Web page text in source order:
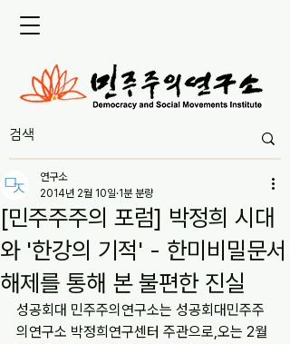
[민주주주의 포럼] 박정희 시대
와 '한강의 기적' - 한미비밀문서
해제를 통해 본 불편한 진실
연구소
2014년 2월 10일 1분 분량
성공회대 민주주의연구소는 성공회대민주주
의연구소 박정희연구센터 주관으로,오는 2월